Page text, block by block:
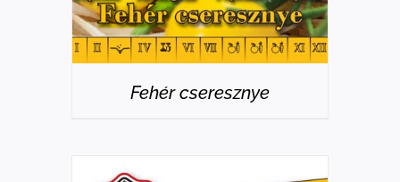
Fehér cseresznye